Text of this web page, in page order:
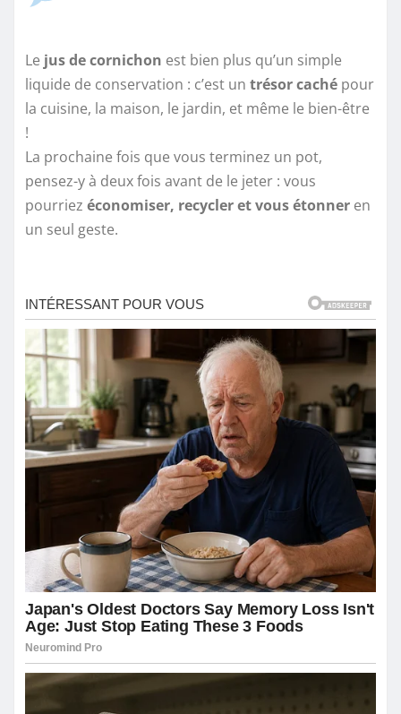
Le jus de cornichon est bien plus qu’un simple
liquide de conservation : c’est un trésor caché pour
la cuisine, la maison, le jardin, et même le bien-être
!
La prochaine fois que vous terminez un pot,
pensez-y à deux fois avant de le jeter : vous
pourriez économiser, recycler et vous étonner en
un seul geste.